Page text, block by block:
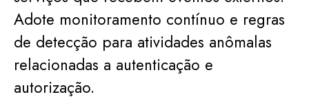
Adote monitoramento contínuo e regras
de detecção para atividades anômalas
relacionadas a autenticação e
autorização.